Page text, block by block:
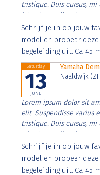
tristique. Duis cursus,
interdum nulla, ut
Aenean faucibus nibh et
imperdiet. Nunc ut sem
Schrijf je in op jouw
model en probeer
begeleiding uit. Ca 45
Saturday
13
JUNE
Yamaha
Naaldwijk
Lorem ipsum dolor sit
elit. Suspendisse varius
tristique. Duis cursus,
interdum nulla, ut
Aenean faucibus nibh et
imperdiet. Nunc ut sem
Schrijf je in op jouw
model en probeer
begeleiding uit. Ca 45